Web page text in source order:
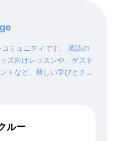
ミュニティです。 英語の
ズ向けレッスンや、ゲスト
トなど、新しい学びとチャ
す。
ルー